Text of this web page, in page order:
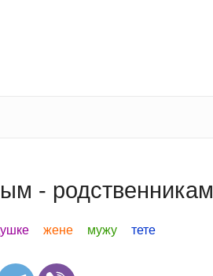
- родственникам
жене мужу тете